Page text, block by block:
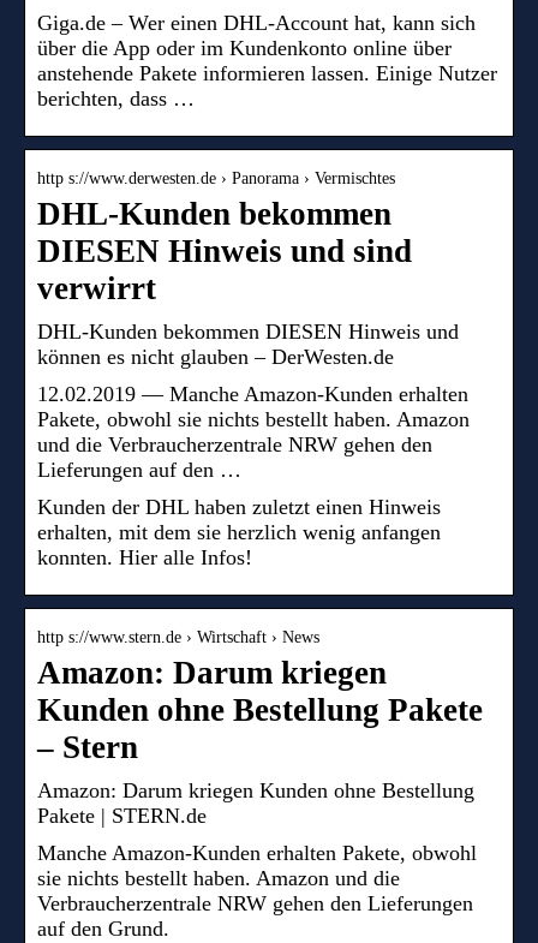
Giga.de – Wer einen DHL-Account hat, kann sich
über die App oder im Kundenkonto online über
anstehende Pakete informieren lassen. Einige Nutzer
berichten, dass …
http s://www.derwesten.de › Panorama › Vermischtes
DHL-Kunden bekommen
DIESEN Hinweis und sind
verwirrt
DHL-Kunden bekommen DIESEN Hinweis und
können es nicht glauben – DerWesten.de
12.02.2019 — Manche Amazon-Kunden erhalten
Pakete, obwohl sie nichts bestellt haben. Amazon
und die Verbraucherzentrale NRW gehen den
Lieferungen auf den …
Kunden der DHL haben zuletzt einen Hinweis
erhalten, mit dem sie herzlich wenig anfangen
konnten. Hier alle Infos!
http s://www.stern.de › Wirtschaft › News
Amazon: Darum kriegen
Kunden ohne Bestellung Pakete
– Stern
Amazon: Darum kriegen Kunden ohne Bestellung
Pakete | STERN.de
Manche Amazon-Kunden erhalten Pakete, obwohl
sie nichts bestellt haben. Amazon und die
Verbraucherzentrale NRW gehen den Lieferungen
auf den Grund.